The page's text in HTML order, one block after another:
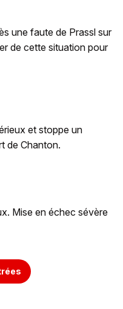
une faute de Prassl sur
de cette situation pour
et stoppe un
de Chanton.
Mise en échec sévère